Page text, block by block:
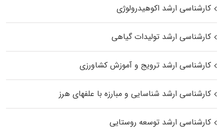
کارشناسی ارشد اکوهیدرولوژی
کارشناسی ارشد تولیدات گیاهی
کارشناسی ارشد ترویج و آموزش کشاورزی
کارشناسی ارشد شناسایی و مبارزه با علفهای هرز
کارشناسی ارشد توسعه روستایی